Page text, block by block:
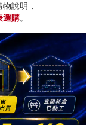
說明，
選購。